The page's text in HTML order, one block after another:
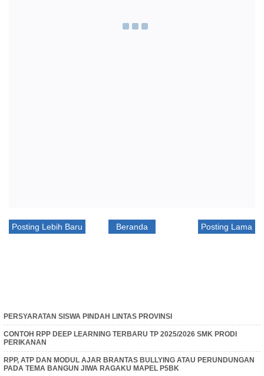
Posting Lebih Baru Posting Lama
Beranda
PERSYARATAN SISWA PINDAH LINTAS PROVINSI
CONTOH RPP DEEP LEARNING TERBARU TP 2025/2026 SMK PRODI
PERIKANAN
RPP, ATP DAN MODUL AJAR BRANTAS BULLYING ATAU PERUNDUNGAN
PADA TEMA BANGUN JIWA RAGAKU MAPEL P5BK